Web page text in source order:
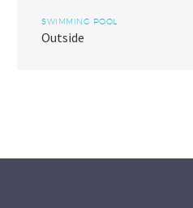
SWIMMING POOL
Outside